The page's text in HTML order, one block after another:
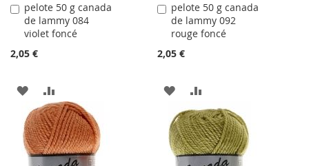
pelote 50 g canada
de lammy 084
violet foncé
2,05 €
Ajouter
au
panier
AJOUTER
À
LA
LISTE
AU
COMPARATEUR
pelote 50 g canada
de lammy 092
rouge foncé
2,05 €
Ajouter
au
panier
AJOUTER
À
LA
LISTE
AU
COMPARATEUR